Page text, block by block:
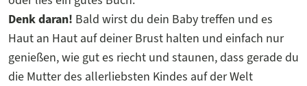
Denk daran! Bald wirst du dein Baby treffen und es
Haut an Haut auf deiner Brust halten und einfach nur
genießen, wie gut es riecht und staunen, dass gerade du
die Mutter des allerliebsten Kindes auf der Welt